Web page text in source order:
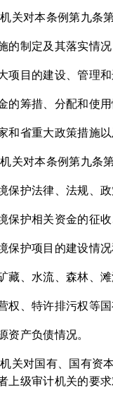
关对本条例第九条
的制定及其落实情况
项目的建设、管理
的筹措、分配和使用
和省重大政策措施
关对本条例第九条
保护法律、法规、
保护相关资金的征
保护项目的建设情
藏、水流、森林、
权、特许排污权等
资产负债情况。
关对国有、国有资
上级审计机关的要